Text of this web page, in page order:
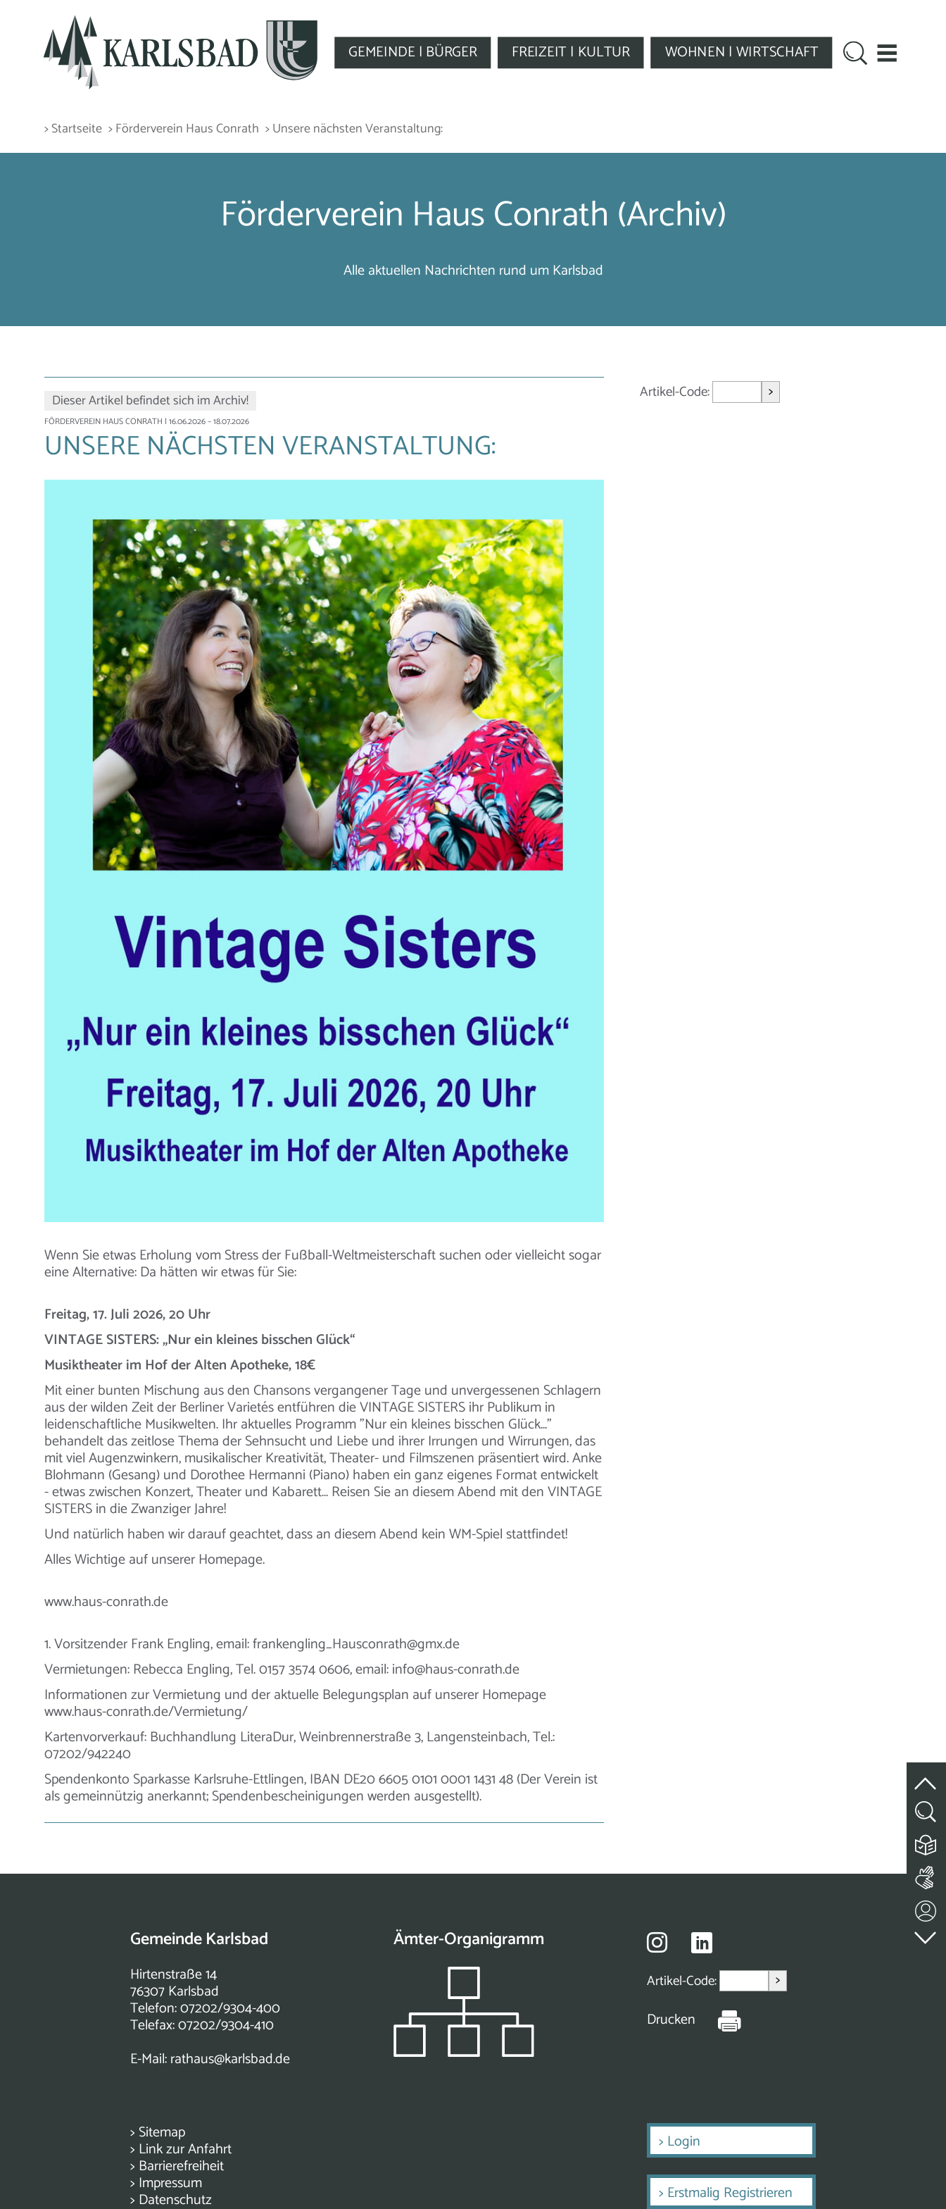
GEMEINDE | BÜRGER FREIZEIT | KULTUR WOHNEN | WIRTSCHAFT
> Startseite > Förderverein Haus Conrath > Unsere nächsten Veranstaltung:
Förderverein Haus Conrath (Archiv)
Alle aktuellen Nachrichten rund um Karlsbad
Dieser Artikel befindet sich im Archiv!
FÖRDERVEREIN HAUS CONRATH | 16.06.2026 – 18.07.2026
UNSERE NÄCHSTEN VERANSTALTUNG:
Wenn Sie etwas Erholung vom Stress der Fußball-Weltmeisterschaft suchen oder vielleicht sogar
eine Alternative: Da hätten wir etwas für Sie:
Freitag, 17. Juli 2026, 20 Uhr
VINTAGE SISTERS: „Nur ein kleines bisschen Glück“
Musiktheater im Hof der Alten Apotheke, 18€
Mit einer bunten Mischung aus den Chansons vergangener Tage und unvergessenen Schlagern
aus der wilden Zeit der Berliner Varietés entführen die VINTAGE SISTERS ihr Publikum in
leidenschaftliche Musikwelten. Ihr aktuelles Programm "Nur ein kleines bisschen Glück..."
behandelt das zeitlose Thema der Sehnsucht und Liebe und ihrer Irrungen und Wirrungen, das
mit viel Augenzwinkern, musikalischer Kreativität, Theater- und Filmszenen präsentiert wird. Anke
Blohmann (Gesang) und Dorothee Hermanni (Piano) haben ein ganz eigenes Format entwickelt
- etwas zwischen Konzert, Theater und Kabarett… Reisen Sie an diesem Abend mit den VINTAGE
SISTERS in die Zwanziger Jahre!
Und natürlich haben wir darauf geachtet, dass an diesem Abend kein WM-Spiel stattfindet!
Alles Wichtige auf unserer Homepage.
www.haus-conrath.de
1. Vorsitzender Frank Engling, email: frankengling_Hausconrath@gmx.de
Vermietungen: Rebecca Engling, Tel. 0157 3574 0606, email: info@haus-conrath.de
Informationen zur Vermietung und der aktuelle Belegungsplan auf unserer Homepage
www.haus-conrath.de/Vermietung/
Kartenvorverkauf: Buchhandlung LiteraDur, Weinbrennerstraße 3, Langensteinbach, Tel.:
07202/942240
Spendenkonto Sparkasse Karlsruhe-Ettlingen, IBAN DE20 6605 0101 0001 1431 48 (Der Verein ist
als gemeinnützig anerkannt; Spendenbescheinigungen werden ausgestellt).
Artikel-Code: >
Gemeinde Karlsbad
Hirtenstraße 14
76307 Karlsbad
Telefon: 07202/9304-400
Telefax: 07202/9304-410
E-Mail:rathaus@karlsbad.de
> Sitemap
> Link zur Anfahrt
> Barrierefreiheit
> Impressum
> Datenschutz
Ämter-Organigramm
Artikel-Code: >
Drucken
> Login
> Erstmalig Registrieren